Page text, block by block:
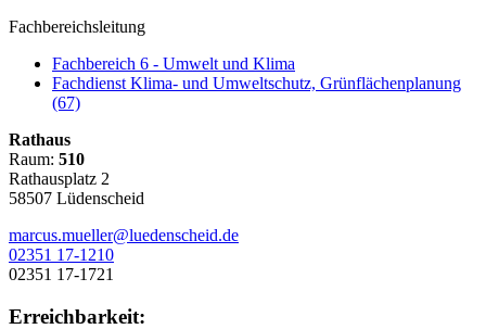
Fachbereichsleitung
Fachbereich 6 - Umwelt und Klima
Fachdienst Klima- und Umweltschutz, Grünflächenplanung
(67)
Rathaus
Raum: 510
Rathausplatz 2
58507 Lüdenscheid
marcus.mueller@luedenscheid.de
02351 17-1210
02351 17-1721
Erreichbarkeit: